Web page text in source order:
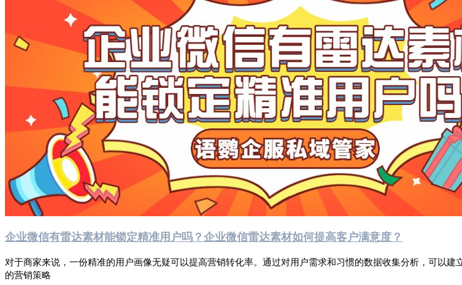
企业微信有雷达素材能锁定精准用户吗？企业微信雷达素材如何提高客户满意度？
对于商家来说，一份精准的用户画像无疑可以提高营销转化率。通过对用户需求和习惯的数据收集分析，可以
的营销策略